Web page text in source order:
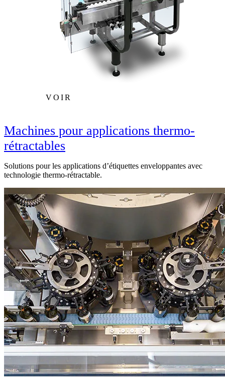
VOIR
Machines pour applications thermo-
rétractables
Solutions pour les applications d’étiquettes enveloppantes avec
technologie thermo-rétractable.